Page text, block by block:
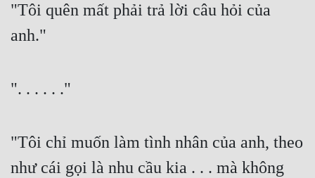
"Tôi quên mất phải trả lời câu hỏi của
anh."
". . . . . ."
"Tôi chỉ muốn làm tình nhân của anh, theo
như cái gọi là nhu cầu kia . . . mà không